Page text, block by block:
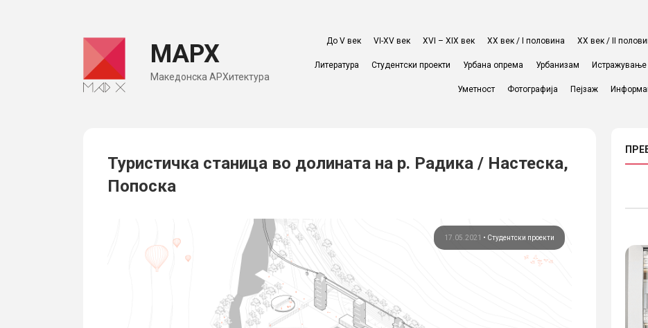
МАРХ
Македонска АРХитектура
До V век VI-XV век XVI – XIX век ХХ век / I половина ХХ век / II
Литература Студентски проекти Урбана опрема Урбанизам Истражување
Уметност Фотографија Пејзаж
Туристичка станицa во долината на р. Радика / Настеска,
Попоска
17.05.2021 • Студентски проекти